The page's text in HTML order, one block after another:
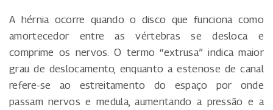
A hérnia ocorre quando o disco que funciona como
amortecedor entre as vértebras se desloca e
comprime os nervos. O termo “extrusa” indica maior
grau de deslocamento, enquanto a estenose de canal
refere-se ao estreitamento do espaço por onde
passam nervos e medula, aumentando a pressão e a